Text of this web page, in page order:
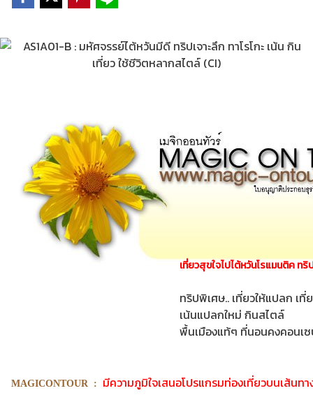
เที่ยวสุขใจไปไต้หวันโรแมนติค ทริ
ทริปพิเศษ.. เที่ยวให้แปลก เ
เน้นแปลกใหม่ กินสไตล์
พื้นเมืองแท้ๆ ที่นอนคงคอนเ
MAGICONTOUR : มีความภูมิใจเสนอโปรแกรมท่องเที่ยวบนเส้นท